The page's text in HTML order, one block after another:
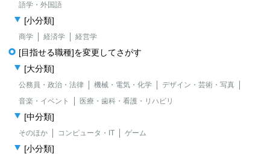
語学・外国語
[小分類]
商学 経済学 経営学
[目指せる職種]を変更してさがす
[大分類]
公務員・政治・法律 機械・電気・化学
デザイン・芸術・写真
音楽・イベント
医療・歯科・看護・リハビリ
[中分類]
そのほか コンピュータ・IT ゲーム
[小分類]